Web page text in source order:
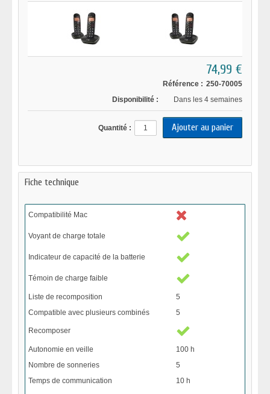
74,99 €
Référence : 250-70005
Disponibilité :
Dans les 4 semaines
Quantité :
Fiche technique
Compatibilité Mac
Voyant de charge totale
Indicateur de capacité de la batterie
Témoin de charge faible
Liste de recomposition
5
Compatible avec plusieurs combinés
5
Recomposer
Autonomie en veille
100 h
Nombre de sonneries
5
Temps de communication
10 h